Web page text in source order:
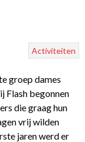
Activiteiten
groep dames
Flash begonnen
die graag hun
vrij wilden
jaren werd er